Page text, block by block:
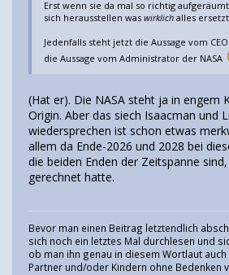
Erst wenn sie da mal so richtig
sich herausstellen waswirklich alles
Jedenfalls steht jetzt die Aussage vom
die Aussage vom Administrator der NASA
(Hat er). Die NASA steht ja in engem
Origin. Aber das siech Isaacman und
wiedersprechen ist schon etwas
allem da Ende-2026 und 2028 bei
die beiden Enden der Zeitspanne
gerechnet hatte.
Bevor man einen Beitrag letztendlich
sich noch ein letztes Mal durchlesen und
ob man ihn genau in diesem Wortlaut
Partner und/oder Kindern ohne Bedenken